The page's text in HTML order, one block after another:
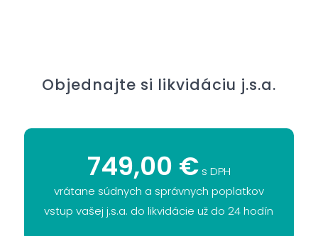
Objednajte si likvidáciu j.s.a.
749,00 €s DPH
vrátane súdnych a správnych poplatkov
vstup vašej j.s.a. do likvidácie už do 24 hodín